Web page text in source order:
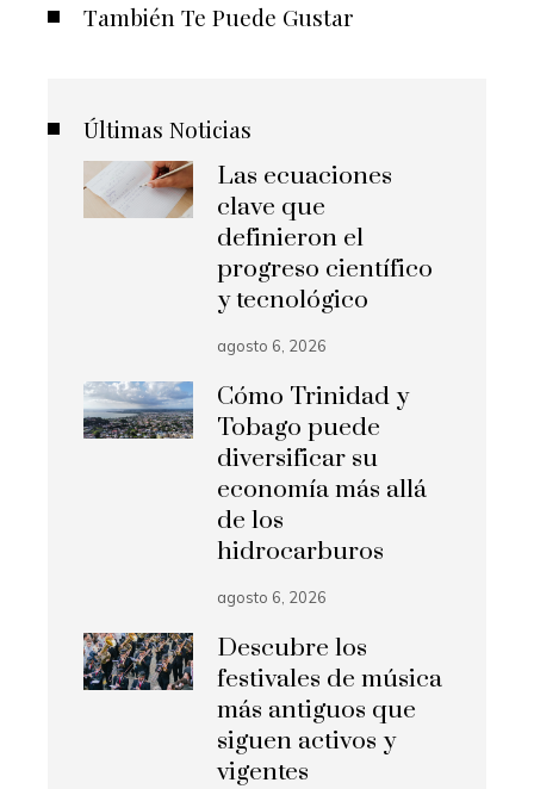
También Te Puede Gustar
Últimas Noticias
Las ecuaciones
clave que
definieron el
progreso científico
y tecnológico
agosto 6, 2026
Cómo Trinidad y
Tobago puede
diversificar su
economía más allá
de los
hidrocarburos
agosto 6, 2026
Descubre los
festivales de música
más antiguos que
siguen activos y
vigentes